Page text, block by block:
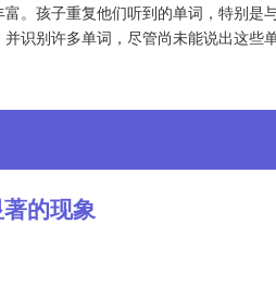
。孩子重复他们听到的单词，特别
识别许多单词，尽管尚未能说出这些单
的现象